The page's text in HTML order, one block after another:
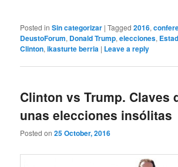
Posted in Sin categorizar |Tagged 2016,
DeustoForum, Donald Trump,elecciones,
Clinton,ikasturte berria | Leave a reply
Clinton vs Trump. Claves
unas elecciones insólitas
Posted on25 October, 2016